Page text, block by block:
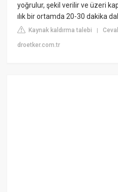
yoğrulur, şekil verilir ve üzeri
ılık bir ortamda 20-30 dakika
Kaynak kaldırma talebi |
droetker.com.tr